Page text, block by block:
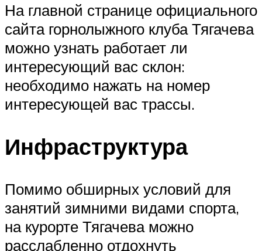
На главной странице официального
сайта горнолыжного клуба Тягачева
можно узнать работает ли
интересующий вас склон:
необходимо нажать на номер
интересующей вас трассы.
Инфраструктура
Помимо обширных условий для
занятий зимними видами спорта,
на курорте Тягачева можно
расслабленно отдохнуть